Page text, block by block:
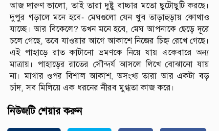
আজ দারুণ ভালো, তাই তারা দুষ্টু বাচ্চার মতো ছুটোছুটি করছে।
দুপুর গড়ালে মনে হবে- মেঘগুলো যেন খুব তাড়াহুড়ায় কোথাও
যাচ্ছে। আর বিকেলে? তখন মনে হবে, মেঘ আপনাকে ছেড়ে দূরে
চলে গেছে, তবে যাওয়ার আগে আকাশে নিজের চিহ্ন রেখে গেছে।
এই পাহাড়ে রাত কাটানো ভ্রমণকে নিয়ে যায় একেবারে অন্য
মাত্রায়। পাহাড়ের রাতের সৌন্দর্য আসলে লিখে বোঝানো যায়
না। মাথার ওপর বিশাল আকাশ, অসংখ্য তারা আর একটা বড়
চাঁদ, সব মিলিয়ে এক ধরনের নীরব মুগ্ধতা কাজ করে।
নিউজটি শেয়ার করুন